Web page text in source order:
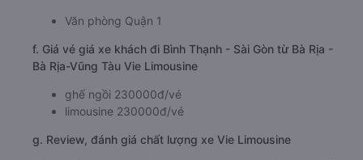
Văn phòng Quận 1
f. Giá vé giá xe khách đi Bình Thạnh - Sài Gòn từ Bà Rịa -
Bà Rịa-Vũng Tàu Vie Limousine
ghế ngồi 230000đ/vé
limousine 230000đ/vé
g. Review, đánh giá chất lượng xe Vie Limousine